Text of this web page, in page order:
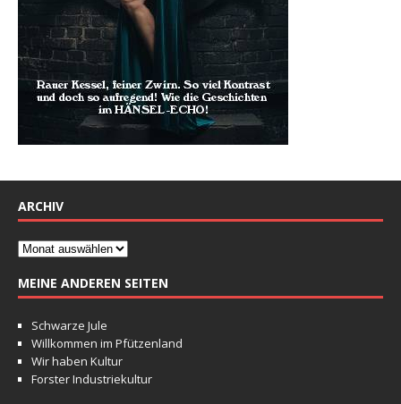
ARCHIV
MEINE ANDEREN SEITEN
Schwarze Jule
Willkommen im Pfützenland
Wir haben Kultur
Forster Industriekultur